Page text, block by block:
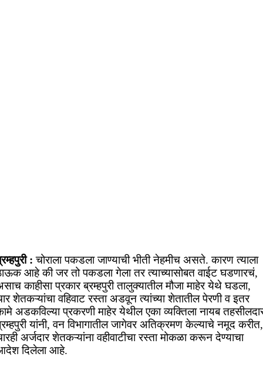
:चोराला पकडला जाण्याची भीती नेहमीच असते. कारण त्याला
आहे की जर तो पकडला गेला तर त्याच्यासोबत वाईट घडणारचं,
काहीसा प्रकार ब्रम्हपुरी तालुक्यातील मौजा माहेर येथे घडला,
शेतकऱ्यांचा वहिवाट रस्ता अडवून त्यांच्या शेतातील पेरणी व इतर
अडकविल्या प्रकरणी माहेर येथील एका व्यक्तिला नायब
यांनी, वन विभागातील जागेवर अतिक्रमण केल्याचे नमूद करीत,
अर्जदार शेतकऱ्यांना वहीवाटीचा रस्ता मोकळा करून देण्याचा
दिलेला आहे.